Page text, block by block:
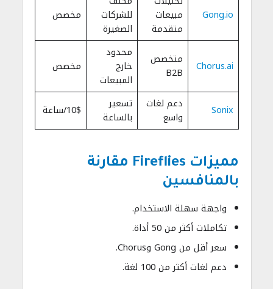
Gong.io
مبيعات
متقدمة
للشركات
الصغيرة
مخصص
Chorus.ai
متخصص
B2B
محدود
خارج
المبيعات
مخصص
Sonix
دعم لغات
واسع
تسعير
بالساعة
10$/ساعة
مميزات Fireflies مقارنة
بالمنافسين
واجهة سهلة الاستخدام.
تكاملات أكثر من 50 أداة.
سعر أقل من Gong وChorus.
دعم لغات أكثر من 100 لغة.